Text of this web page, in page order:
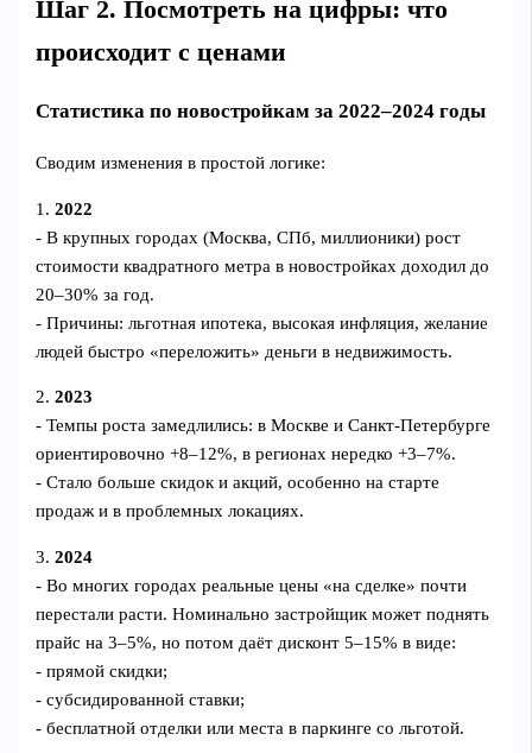
Шаг 2. Посмотреть на цифры: что
происходит с ценами
Статистика по новостройкам за 2022–2024 годы
Сводим изменения в простой логике:
1.2022
- В крупных городах (Москва, СПб, миллионики) рост
стоимости квадратного метра в новостройках доходил до
20–30% за год.
- Причины: льготная ипотека, высокая инфляция, желание
людей быстро «переложить» деньги в недвижимость.
2.2023
- Темпы роста замедлились: в Москве и Санкт‑Петербурге
ориентировочно +8–12%, в регионах нередко +3–7%.
- Стало больше скидок и акций, особенно на старте
продаж и в проблемных локациях.
3.2024
- Во многих городах реальные цены «на сделке» почти
перестали расти. Номинально застройщик может поднять
прайс на 3–5%, но потом даёт дисконт 5–15% в виде:
- прямой скидки;
- субсидированной ставки;
- бесплатной отделки или места в паркинге со льготой.